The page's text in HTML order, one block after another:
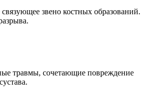
звено костных образований.
травмы, сочетающие повреждение